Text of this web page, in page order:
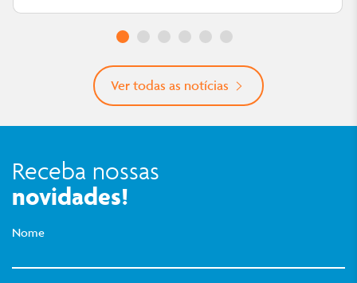
Ver todas as notícias
Receba nossas
novidades!
Nome